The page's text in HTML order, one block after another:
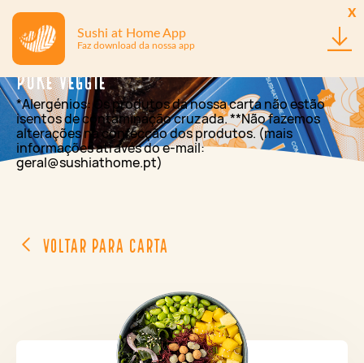
Poké Veggie
*Alergénios: Os produtos da nossa carta não estão
isentos de contaminação cruzada. **Não fazemos
alterações na confecção dos produtos. (mais
informações através do e-mail:
geral@sushiathome.pt)
Voltar para Carta
Sushi at Home App
Faz download da nossa app
x